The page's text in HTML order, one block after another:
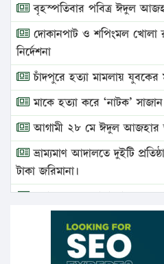
বৃহস্পতিবার পবিত্র ঈদুল
দোকানপাট ও শপিংমল খোলা
নির্দেশনা
চাঁদপুরে হত্যা মামলায় যুবকের
মাকে হত্যা করে ‘নাটক’
আগামী ২৮ মে ঈদুল আজহার
ভ্রাম্যমাণ আদালতে দুইটি
টাকা জরিমানা।
এবার লঞ্চের ভাড়া বাড়ল
১৭ থেকে ২১ শতাংশ বিদ্যুতের
১৬ মে চাঁদপুর ও ২৫ মে ফেনী